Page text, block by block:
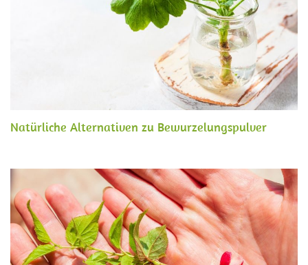
Natürliche Alternativen zu Bewurzelungspulver